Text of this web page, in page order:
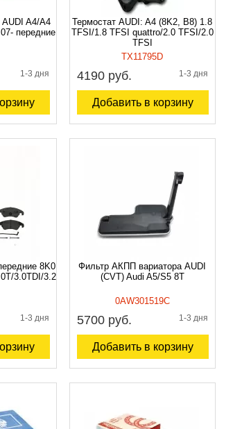
A4/A4
передние
1-3 дня
Термостат AUDI: A4 (8K2, B8) 1.8
TFSI/1.8 TFSI quattro/2.0 TFSI/2.0
TFSI
TX11795D
4190 руб. 1-3 дня
Добавить в корзину
8K0
3.0TDI/3.2
1-3 дня
Фильтр АКПП вариатора AUDI
(CVT) Audi A5/S5 8T
0AW301519C
5700 руб. 1-3 дня
Добавить в корзину